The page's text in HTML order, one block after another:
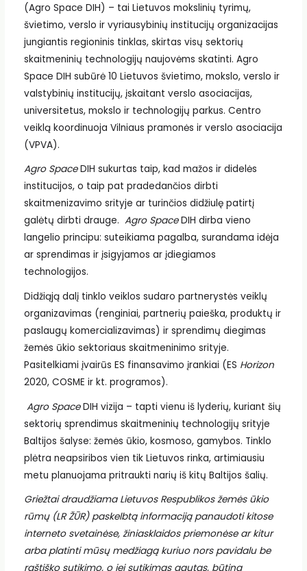
(Agro Space DIH) – tai Lietuvos mokslinių tyrimų,
švietimo, verslo ir vyriausybinių institucijų organizacijas
jungiantis regioninis tinklas, skirtas visų sektorių
skaitmeninių technologijų naujovėms skatinti. Agro
Space DIH subūrė 10 Lietuvos švietimo, mokslo, verslo ir
valstybinių institucijų, įskaitant verslo asociacijas,
universitetus, mokslo ir technologijų parkus. Centro
veiklą koordinuoja Vilniaus pramonės ir verslo asociacija
(VPVA).
Agro SpaceDIH sukurtas taip, kad mažos ir didelės
institucijos, o taip pat pradedančios dirbti
skaitmenizavimo srityje ar turinčios didžiulę patirtį
galėtų dirbti drauge. Agro SpaceDIH dirba vieno
langelio principu: suteikiama pagalba, surandama idėja
ar sprendimas ir įsigyjamos ar įdiegiamos
technologijos.
Didžiąją dalį tinklo veiklos sudaro partnerystės veiklų
organizavimas (renginiai, partnerių paieška, produktų ir
paslaugų komercializavimas) ir sprendimų diegimas
žemės ūkio sektoriaus skaitmeninimo srityje.
Pasitelkiami įvairūs ES finansavimo įrankiai (ES Horizon
2020, COSME ir kt. programos).
Agro SpaceDIH vizija – tapti vienu iš lyderių, kuriant šių
sektorių sprendimus skaitmeninių technologijų srityje
Baltijos šalyse: žemės ūkio, kosmoso, gamybos. Tinklo
plėtra neapsiribos vien tik Lietuvos rinka, artimiausiu
metu planuojama pritraukti narių iš kitų Baltijos šalių.
Griežtai draudžiama Lietuvos Respublikos žemės ūkio
rūmų (LR ŽŪR) paskelbtą informaciją panaudoti kitose
interneto svetainėse, žiniasklaidos priemonėse ar kitur
arba platinti mūsų medžiagą kuriuo nors pavidalu be
raštiško sutikimo, o jei sutikimas gautas, būtina